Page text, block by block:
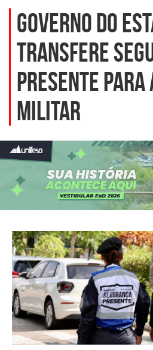
Governo do
transfere
Presente para
Militar